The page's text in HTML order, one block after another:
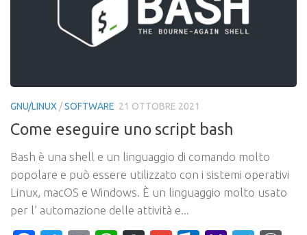
GNU/LINUX /SOFTWARE 21 OTTOBRE 2021
Come eseguire uno script bash
Bash è una shell e un linguaggio di comando molto
popolare e può essere utilizzato con i sistemi operativi
Linux, macOS e Windows. È un linguaggio molto usato
per l’ automazione delle attività e...